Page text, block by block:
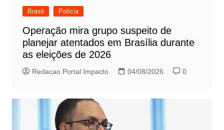
Brasil Polícia
Operação mira grupo suspeito de
planejar atentados em Brasília durante
as eleições de 2026
Redacao Portal Impacto 04/08/2026 0